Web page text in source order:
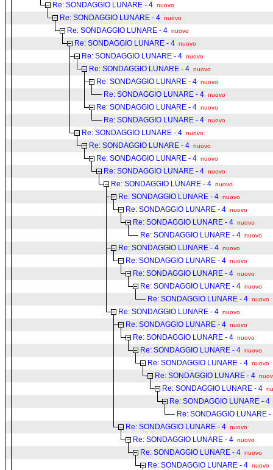
Re: SONDAGGIO LUNARE - 4 nuovo
Re: SONDAGGIO LUNARE - 4 nuovo
Re: SONDAGGIO LUNARE - 4 nuovo
Re: SONDAGGIO LUNARE - 4 nuovo
Re: SONDAGGIO LUNARE - 4 nuovo
Re: SONDAGGIO LUNARE - 4 nuovo
Re: SONDAGGIO LUNARE - 4 nuovo
Re: SONDAGGIO LUNARE - 4 nuovo
Re: SONDAGGIO LUNARE - 4 nuovo
Re: SONDAGGIO LUNARE - 4 nuovo
Re: SONDAGGIO LUNARE - 4 nuovo
Re: SONDAGGIO LUNARE - 4 nuovo
Re: SONDAGGIO LUNARE - 4 nuovo
Re: SONDAGGIO LUNARE - 4 nuovo
Re: SONDAGGIO LUNARE - 4 nuovo
Re: SONDAGGIO LUNARE - 4 nuovo
Re: SONDAGGIO LUNARE - 4 nuovo
Re: SONDAGGIO LUNARE - 4 nuovo
Re: SONDAGGIO LUNARE - 4 nuovo
Re: SONDAGGIO LUNARE - 4 nuovo
Re: SONDAGGIO LUNARE - 4 nuovo
Re: SONDAGGIO LUNARE - 4 nuovo
Re: SONDAGGIO LUNARE - 4 nuovo
Re: SONDAGGIO LUNARE - 4 nuovo
Re: SONDAGGIO LUNARE - 4 nuovo
Re: SONDAGGIO LUNARE - 4 nuovo
Re: SONDAGGIO LUNARE - 4 nuovo
Re: SONDAGGIO LUNARE - 4 nuovo
Re: SONDAGGIO LUNARE - 4 nuovo
Re: SONDAGGIO LUNARE - 4
Re: SONDAGGIO LUNARE - 4
Re: SONDAGGIO LUNARE - 4
Re: SONDAGGIO LUNARE -
Re: SONDAGGIO LUNARE - 4 nuovo
Re: SONDAGGIO LUNARE - 4 nuovo
Re: SONDAGGIO LUNARE - 4 nuovo
Re: SONDAGGIO LUNARE - 4 nuovo